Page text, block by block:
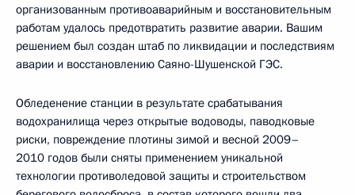
организованным противоаварийным и восстановительным
работам удалось предотвратить развитие аварии. Вашим
решением был создан штаб по ликвидации и последствиям
аварии и восстановлению Саяно-Шушенской ГЭС.
Обледенение станции в результате срабатывания
водохранилища через открытые водоводы, паводковые
риски, повреждение плотины зимой и весной 2009–
2010 годов были сняты применением уникальной
технологии противоледовой защиты и строительством